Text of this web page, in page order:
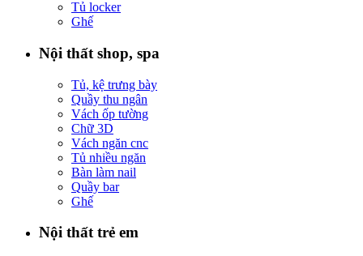
Tủ locker
Ghế
Nội thất shop, spa
Tủ, kệ trưng bày
Quầy thu ngân
Vách ốp tường
Chữ 3D
Vách ngăn cnc
Tủ nhiều ngăn
Bàn làm nail
Quầy bar
Ghế
Nội thất trẻ em